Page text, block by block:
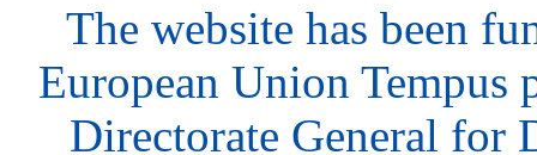
The website has been
European Union Tempus
Directorate General for